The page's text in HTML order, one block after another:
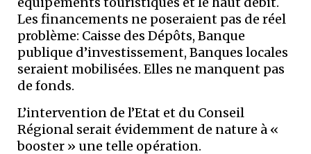
Les financements ne poseraient pas de réel
problème: Caisse des Dépôts, Banque
publique d’investissement, Banques locales
seraient mobilisées. Elles ne manquent pas
de fonds.
L’intervention de l’Etat et du Conseil
Régional serait évidemment de nature à «
booster » une telle opération.